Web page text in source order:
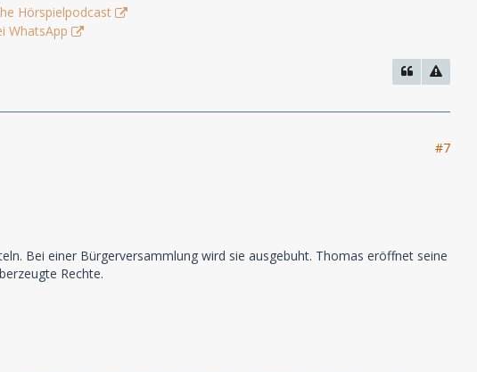
Hörspielpodcast
WhatsApp
#7
Bei einer Bürgerversammlung wird sie ausgebuht. Thomas eröffnet seine
Rechte.